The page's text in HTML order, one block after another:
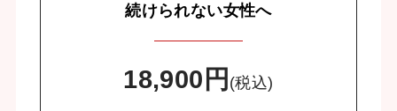
続けられない女性へ
18,900円 (税込)